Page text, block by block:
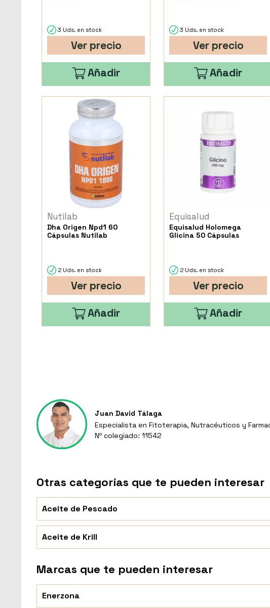
3 Uds. en stock
Ver precio
Añadir
3 Uds. en stock
Ver precio
Añadir
Nutilab
Dha Origen Npd1 60
Cápsulas Nutilab
2 Uds. en stock
Ver precio
Añadir
Equisalud
Equisalud Holomega
Glicina 50 Cápsulas
2 Uds. en stock
Ver precio
Añadir
Juan David Tálaga
Especialista en Fitoterapia, Nutracéuticos y
Nº colegiado: 11542
Otras categorías que te pueden interesar
Aceite de Pescado
Aceite de Krill
Marcas que te pueden interesar
Enerzona